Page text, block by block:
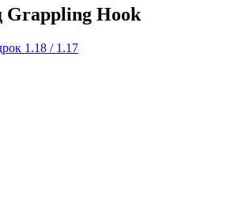
Grappling Hook
1.18 / 1.17